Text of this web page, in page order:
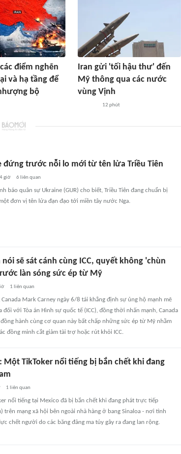
điểm nghẽn
và hạ tầng để
bộ
Iran gửi 'tối hậu thư' đến
Mỹ thông qua các nước
vùng Vịnh
12 phút
đứng trước nỗi lo mới từ tên lửa Triều Tiên
4 giờ 6 liên quan
báo quân sự Ukraine (GUR) cho biết, Triều Tiên đang chuẩn bị
đơn vị tên lửa đạn đạo tới miền tây nước Nga.
nói sẽ sát cánh cùng ICC, quyết không 'chùn
làn sóng sức ép từ Mỹ
1 liên quan
Mark Carney ngày 6/8 tái khẳng định sự ủng hộ mạnh mẽ
đối với Tòa án Hình sự quốc tế (ICC), đồng thời nhấn mạnh, Canada
hành cùng cơ quan này bất chấp những sức ép từ Mỹ nhằm
đồng minh cắt giảm tài trợ hoặc rút khỏi ICC.
Một TikToker nổi tiếng bị bắn chết khi đang
1 liên quan
nổi tiếng tại Mexico đã bị bắn chết khi đang phát trực tiếp
trên mạng xã hội bên ngoài nhà hàng ở bang Sinaloa - nơi tình
chết người do các băng đảng ma túy gây ra đang lan rộng.